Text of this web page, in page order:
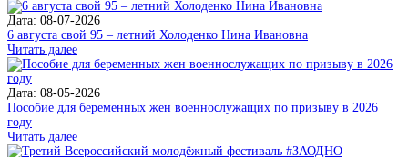
Дата: 08-07-2026
6 августа свой 95 – летний Холоденко Нина Ивановна
Читать далее
Дата: 08-05-2026
Пособие для беременных жен военнослужащих по призыву в 2026
году
Читать далее